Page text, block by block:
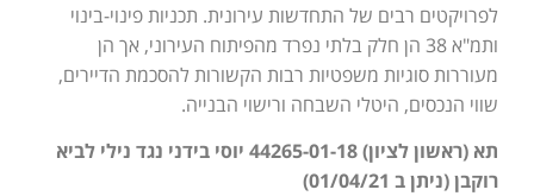
לפרויקטים רבים של התחדשות עירונית. תכניות פינוי-בינוי
ותמ"א 38 הן חלק בלתי נפרד מהפיתוח העירוני, אך הן
מעוררות סוגיות משפטיות רבות הקשורות להסכמת הדיירים,
שווי הנכסים, היטלי השבחה ורישוי הבנייה.
תא (ראשון לציון) 44265-01-18 יוסי בידני נגד נילי לביא
רוקבן (ניתן ב 01/04/21)